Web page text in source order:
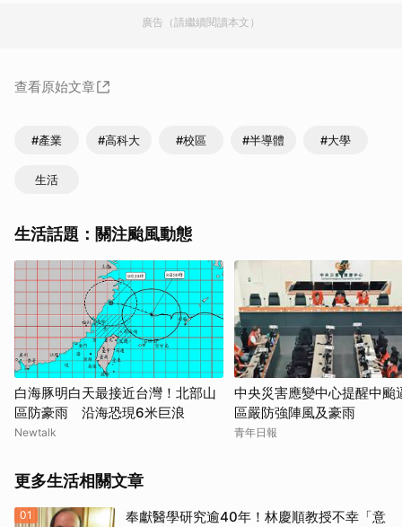
廣告（請繼續閱讀本文）
查看原始文章
#產業 #高科大 #校區 #半導體 #大學
生活
生活話題：關注颱風動態
白海豚明白天最接近台灣！北部山
區防豪雨 沿海恐現6米巨浪
Newtalk
中央災害應變中心提醒中颱
區嚴防強陣風及豪雨
青年日報
更多生活相關文章
01
奉獻醫學研究逾40年！林慶順教授不幸「意